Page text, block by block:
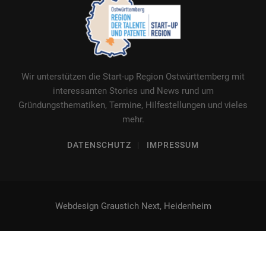
Wir unterstützen die Start-up Region Ostwürttemberg mit
interessanten Stories und News rund um
Gründungsthematiken, Termine, Hilfestellungen und vieles
mehr.
DATENSCHUTZ IMPRESSUM
Webdesign Graustich Next, Heidenheim